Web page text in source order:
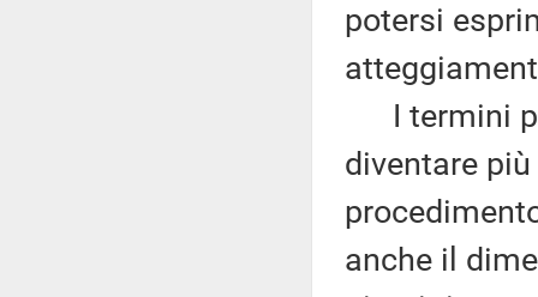
potersi
I termini
diventare
anche il